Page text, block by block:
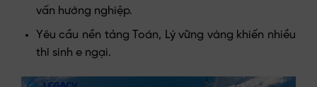
vấn hướng nghiệp.
Yêu cầu nền tảng Toán, Lý vững vàng khiến nhiều
thí sinh e ngại.